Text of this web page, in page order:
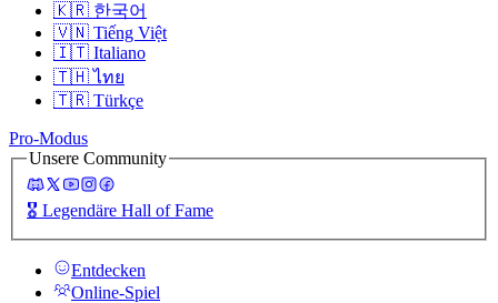
🇰🇷 한국어
🇻🇳 Tiếng Việt
🇮🇹 Italiano
🇹🇭 ไทย
🇹🇷 Türkçe
Pro-Modus
Unsere Community
🎖️ Legendäre Hall of Fame
Entdecken
Online-Spiel